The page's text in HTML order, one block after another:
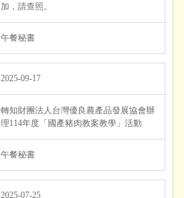
加，請查照。
午餐秘書
2025-09-17
轉知財團法人台灣優良農產品發展協會辦
理114年度「國產豬肉教案教學」活動
午餐秘書
2025-07-25